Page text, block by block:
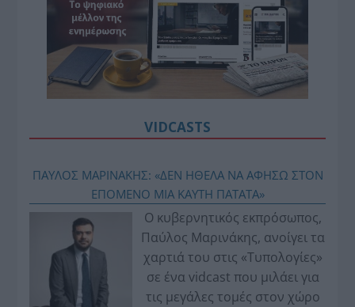
VIDCASTS
ΠΑΥΛΟΣ ΜΑΡΙΝΑΚΗΣ: «ΔΕΝ ΗΘΕΛΑ ΝΑ ΑΦΗΣΩ ΣΤΟΝ
ΕΠΟΜΕΝΟ ΜΙΑ ΚΑΥΤΗ ΠΑΤΑΤΑ»
Ο κυβερνητικός εκπρόσωπος,
Παύλος Μαρινάκης, ανοίγει τα
χαρτιά του στις «Τυπολογίες»
σε ένα vidcast που μιλάει για
τις μεγάλες τομές στον χώρο